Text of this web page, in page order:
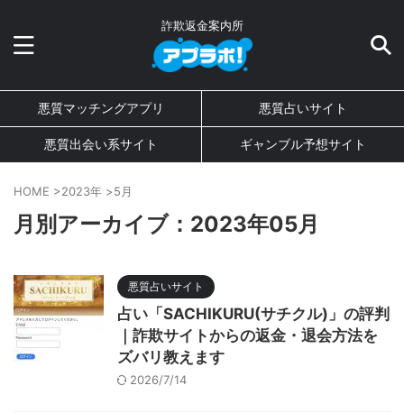
詐欺返金案内所
悪質マッチングアプリ 悪質占いサイト
悪質出会い系サイト ギャンブル予想サイト
HOME >2023年 >5月
月別アーカイブ：2023年05月
悪質占いサイト
占い「SACHIKURU(サチクル)」の評判
｜詐欺サイトからの返金・退会方法を
ズバリ教えます
2026/7/14